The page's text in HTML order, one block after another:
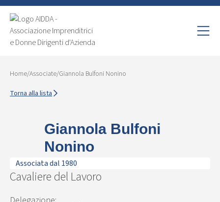
Home/Associate/Giannola Bulfoni Nonino
Torna alla lista
Giannola Bulfoni
Nonino
Associata dal 1980
Cavaliere del Lavoro